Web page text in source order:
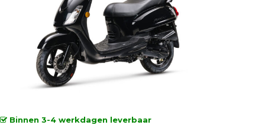
Binnen 3-4 werkdagen leverbaar